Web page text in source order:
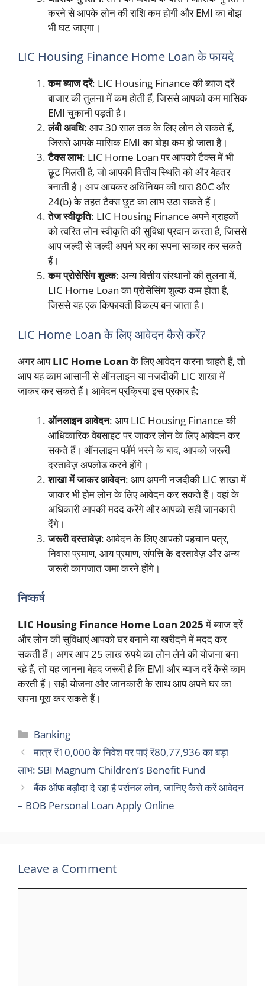
करने से आपके लोन की राशि कम होगी और EMI का बोझ
भी घट जाएगा।
LIC Housing Finance Home Loan के फायदे
कम ब्याज दरें: LIC Housing Finance की ब्याज दरें
बाजार की तुलना में कम होती हैं, जिससे आपको कम मासिक
EMI चुकानी पड़ती है।
लंबी अवधि: आप 30 साल तक के लिए लोन ले सकते हैं,
जिससे आपके मासिक EMI का बोझ कम हो जाता है।
टैक्स लाभ: LIC Home Loan पर आपको टैक्स में भी
छूट मिलती है, जो आपकी वित्तीय स्थिति को और बेहतर
बनाती है। आप आयकर अधिनियम की धारा 80C और
24(b) के तहत टैक्स छूट का लाभ उठा सकते हैं।
तेज स्वीकृति: LIC Housing Finance अपने ग्राहकों
को त्वरित लोन स्वीकृति की सुविधा प्रदान करता है, जिससे
आप जल्दी से जल्दी अपने घर का सपना साकार कर सकते
हैं।
कम प्रोसेसिंग शुल्क: अन्य वित्तीय संस्थानों की तुलना में,
LIC Home Loan का प्रोसेसिंग शुल्क कम होता है,
जिससे यह एक किफायती विकल्प बन जाता है।
LIC Home Loan के लिए आवेदन कैसे करें?
अगर आपLIC Home Loanके लिए आवेदन करना चाहते हैं, तो
आप यह काम आसानी से ऑनलाइन या नजदीकी LIC शाखा में
जाकर कर सकते हैं। आवेदन प्रक्रिया इस प्रकार है:
ऑनलाइन आवेदन: आप LIC Housing Finance की
आधिकारिक वेबसाइट पर जाकर लोन के लिए आवेदन कर
सकते हैं। ऑनलाइन फॉर्म भरने के बाद, आपको जरूरी
दस्तावेज़ अपलोड करने होंगे।
शाखा में जाकर आवेदन: आप अपनी नजदीकी LIC शाखा में
जाकर भी होम लोन के लिए आवेदन कर सकते हैं। वहां के
अधिकारी आपकी मदद करेंगे और आपको सही जानकारी
देंगे।
जरूरी दस्तावेज़: आवेदन के लिए आपको पहचान पत्र,
निवास प्रमाण, आय प्रमाण, संपत्ति के दस्तावेज़ और अन्य
जरूरी कागजात जमा करने होंगे।
निष्कर्ष
LIC Housing Finance Home Loan 2025में ब्याज दरें
और लोन की सुविधाएं आपको घर बनाने या खरीदने में मदद कर
सकती हैं। अगर आप 25 लाख रुपये का लोन लेने की योजना बना
रहे हैं, तो यह जानना बेहद जरूरी है कि EMI और ब्याज दरें कैसे काम
करती हैं। सही योजना और जानकारी के साथ आप अपने घर का
सपना पूरा कर सकते हैं।
Categories
Banking
मात्र ₹10,000 के निवेश पर पाएं ₹80,77,936 का बड़ा
लाभ: SBI Magnum Children’s Benefit Fund
बैंक ऑफ बड़ौदा दे रहा है पर्सनल लोन, जानिए कैसे करें आवेदन
– BOB Personal Loan Apply Online
Leave a Comment